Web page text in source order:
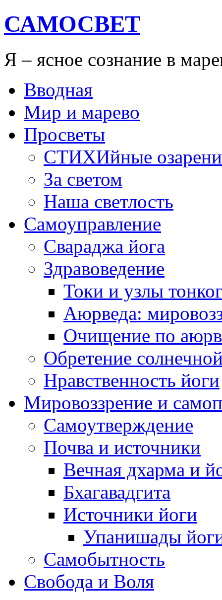
САМОСВЕТ
Я – ясное сознание в
Вводная
Мир и марево
Просветы
СТИХИйные
За светом
Наша светлость
Самоуправление
Свараджа йога
Здравоведение
Токи и узлы
Аюрведа:
Очищение по
Обретение
Нравственность йоги
Мировоззрение и
Самоутверждение
Почва и источники
Вечная дхарма и
Бхагавадгита
Источники йоги
Упанишады
Самобытность
Свобода и Воля